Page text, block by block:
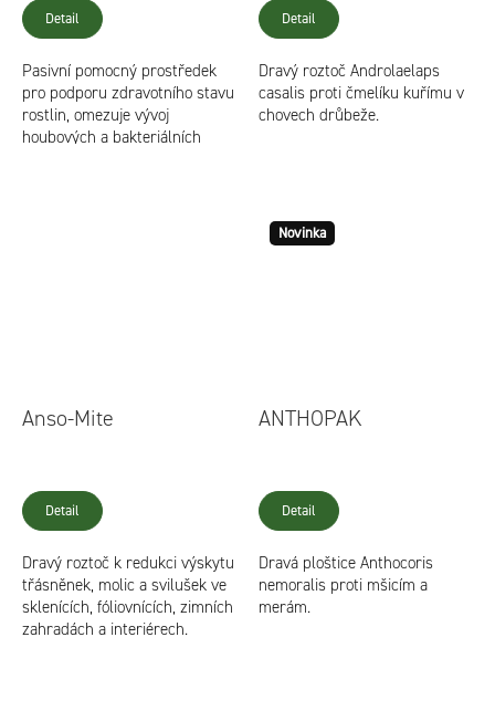
produktu
hvězdiček.
Detail
Pasivní pomocný prostředek
pro podporu zdravotního stavu
rostlin, omezuje vývoj
houbových a bakteriálních
Detail
Dravý roztoč Androlaelaps
casalis proti čmelíku kuřímu v
chovech drůbeže.
Anso-Mite
Detail
Dravý roztoč k redukci výskytu
třásněnek, molic a svilušek ve
sklenících, fóliovnících, zimních
zahradách a interiérech.
Novinka
ANTHOPAK
Detail
Dravá ploštice Anthocoris
nemoralis proti mšicím a
merám.